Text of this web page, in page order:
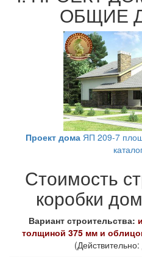
ОБЩИЕ
Проект дома ЯП 209-7
Стоимость
коробки
Вариант строительства:
толщиной 375 мм и